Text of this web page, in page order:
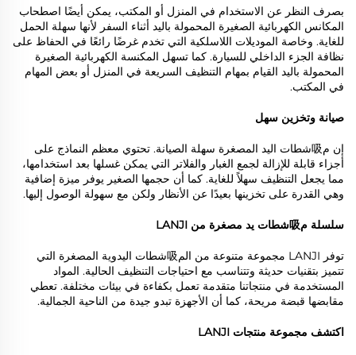
بصرف النظر عن الاستخدام في المنزل أو المكتب، يمكن أيضًا اصطحاب
المكانس الكهربائية الصغيرة المحمولة باليد أثناء السفر لأنها سهلة الحمل
للغاية. وخاصة الموديلات اللاسلكية التي تخدم غرضًا رائعًا في الحفاظ على
نظافة الجزء الداخلي للسيارة. كما تسهل المكنسة الكهربائية الصغيرة
المحمولة باليد القيام بمهام التنظيف السريعة في المنزل أو بعض المهام
في المكتب.
صيانة وتخزين سهل
إن م吸شطات اليد المصغرة سهلة الصيانة. تحتوي معظم النماذج على
أجزاء قابلة للإزالة لجمع الغبار والفلاتر التي يمكن غسلها بعد استخدامها،
مما يجعل التنظيف سهلاً للغاية. كما أن حجمها الصغير يوفر ميزة إضافية
وهي القدرة على تخزينها بعيدًا عن الأنظار ولكن مع سهولة الوصول إليها.
سلسلة م吸شطات يد مصغرة من LANJI
توفر LANJI مجموعة متنوعة من الم吸شطات اليدوية المصغرة التي
تتميز بتقنيات حديثة وتتناسب مع احتياجات التنظيف الحالية. المواد
المستخدمة في منتجاتنا متقدمة تعمل بكفاءة في بيئات مختلفة. تعطي
مقابضها قبضة مريحة، كما أن الأجهزة تبدو جيدة من الناحية الجمالية.
اكتشف مجموعة منتجات LANJI